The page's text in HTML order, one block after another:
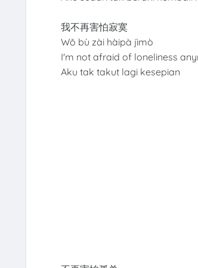
我不再害怕寂寞
Wǒ bù zài hàipà jìmò
I'm not afraid of loneliness
Aku tak takut lagi kesepian